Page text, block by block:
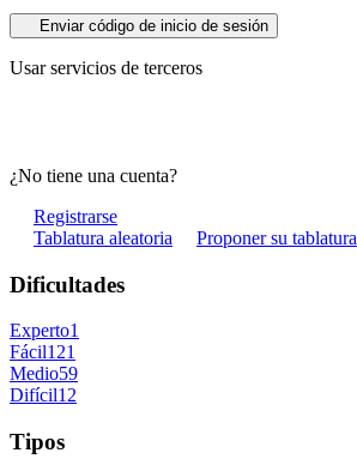
Enviar código de inicio de sesión
Usar servicios de terceros
¿No tiene una cuenta?
Registrarse
Tablatura aleatoria
Proponer su tablatura
Dificultades
Experto1
Fácil121
Medio59
Difícil12
Tipos